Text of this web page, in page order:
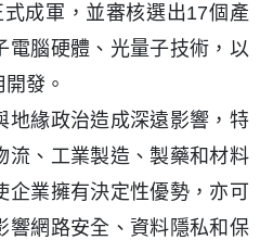
成軍，並審核選出17個產
電腦硬體、光量子技術，以
發。
地緣政治造成深遠影響，特
流、工業製造、製藥和材料
企業擁有決定性優勢，亦可
響網路安全、資料隱私和保